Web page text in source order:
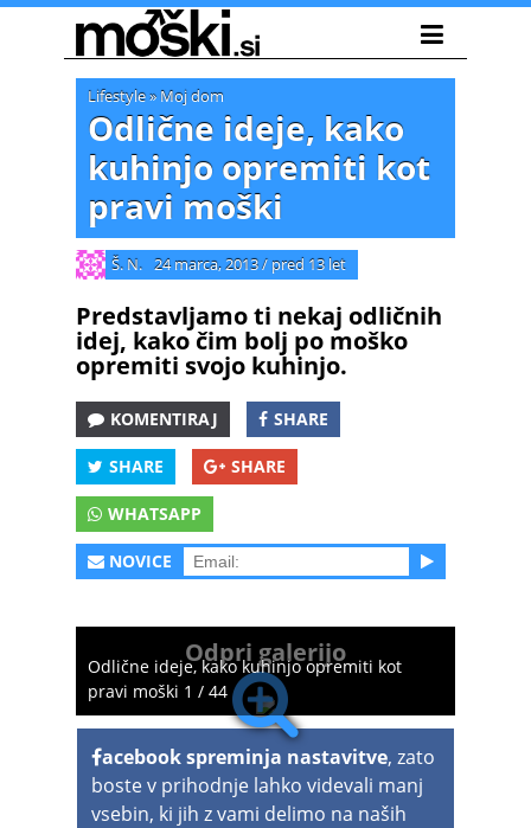
Lifestyle» Moj dom
Odlične ideje, kako
kuhinjo opremiti kot
pravi moški
Š. N. 24 marca, 2013/ pred 13 let
Predstavljamo ti nekaj odličnih
idej, kako čim bolj po moško
opremiti svojo kuhinjo.
KOMENTIRAJ SHARE
SHARE SHARE
WHATSAPP
NOVICE
Odpri galerijo
Odlične ideje, kako kuhinjo opremiti kot
pravi moški 1 / 44
acebook spreminja nastavitve, zato
boste v prihodnje lahko videvali manj
vsebin, ki jih z vami delimo na naših